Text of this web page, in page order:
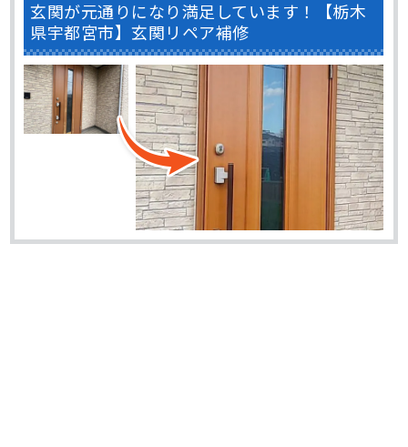
玄関が元通りになり満足しています！【栃木
県宇都宮市】玄関リペア補修